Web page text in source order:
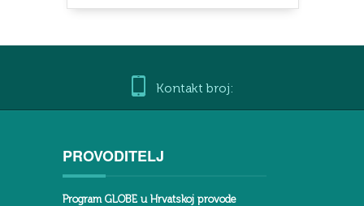
Kontakt broj:
PROVODITELJ
Program GLOBE u Hrvatskoj provode